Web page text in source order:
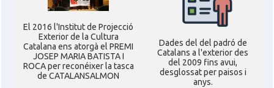
CAMON Catalans a WYOMING
Casal
American Institute for Catalan
Studies (AICS)
El 2016 l'Institut de Projecció
Exterior de la Cultura
Catalana ens atorgà el PREMI
JOSEP MARIA BATISTA I
ROCA per reconéixer la tasca
de CATALANSALMON
Dades del del padró de
Catalans a l'exterior des
del 2009 fins avui,
desglossat per paisos i
anys.